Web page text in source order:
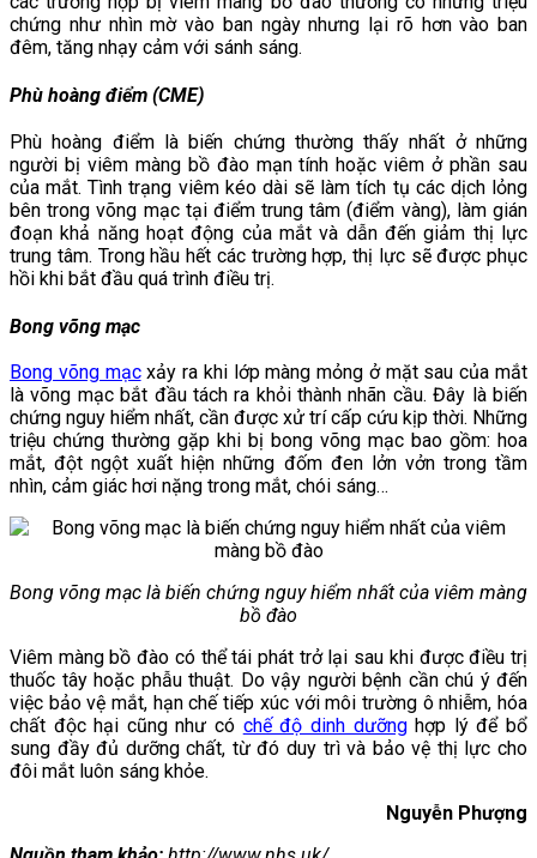
chứng như nhìn mờ vào ban ngày nhưng lại rõ hơn vào ban
đêm, tăng nhạy cảm với sánh sáng.
Phù hoàng điểm (CME)
Phù hoàng điểm là biến chứng thường thấy nhất ở những
người bị viêm màng bồ đào mạn tính hoặc viêm ở phần sau
của mắt. Tình trạng viêm kéo dài sẽ làm tích tụ các dịch lỏng
bên trong võng mạc tại điểm trung tâm (điểm vàng), làm gián
đoạn khả năng hoạt động của mắt và dẫn đến giảm thị lực
trung tâm. Trong hầu hết các trường hợp, thị lực sẽ được phục
hồi khi bắt đầu quá trình điều trị.
Bong võng mạc
Bong võng mạcxảy ra khi lớp màng mỏng ở mặt sau của mắt
là võng mạc bắt đầu tách ra khỏi thành nhãn cầu. Đây là biến
chứng nguy hiểm nhất, cần được xử trí cấp cứu kịp thời. Những
triệu chứng thường gặp khi bị bong võng mạc bao gồm: hoa
mắt, đột ngột xuất hiện những đốm đen lởn vởn trong tầm
nhìn, cảm giác hơi nặng trong mắt, chói sáng…
Bong võng mạc là biến chứng nguy hiểm nhất của viêm màng
bồ đào
Viêm màng bồ đào có thể tái phát trở lại sau khi được điều trị
thuốc tây hoặc phẫu thuật. Do vậy người bệnh cần chú ý đến
việc bảo vệ mắt, hạn chế tiếp xúc với môi trường ô nhiễm, hóa
chất độc hại cũng như có chế độ dinh dưỡnghợp lý để bổ
sung đầy đủ dưỡng chất, từ đó duy trì và bảo vệ thị lực cho
đôi mắt luôn sáng khỏe.
Nguyễn Phượng